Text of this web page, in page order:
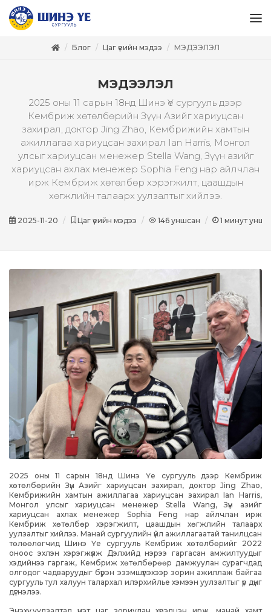
Блог Цаг үеийн мэдээ МЭДЭЭЛЭЛ
МЭДЭЭЛЭЛ
2025 оны 11 сарын 18нд Шинэ Үе сургууль дээр
Кембриж хөтөлбөрийн Зүүн Азийг хариуцсан
захирал, доктор Jing Zhao, Кембрижийн хамтын
ажиллагаа хариуцсан захирал Ian Harris, Монгол
улсыг хариуцсан менежер Stella Wang, Зүүн азийг
хариуцсан ахлах менежер Sophia Feng нар айлчлан
ирж Кембриж хөтөлбөр хэрэгжилт, цаашдын
хөгжлийн талаарх уулзалтыг хийлээ.
2025-11-20 Цаг үеийн мэдээ 146 уншсан 1 минут
2025 оны 11 сарын 18нд Шинэ Үе сургууль дээр Кембриж
хөтөлбөрийн Зүүн Азийг хариуцсан захирал, доктор Jing Zhao,
Кембрижийн хамтын ажиллагаа хариуцсан захирал Ian Harris,
Монгол улсыг хариуцсан менежер Stella Wang, Зүүн азийг
хариуцсан ахлах менежер Sophia Feng нар айлчлан ирж
Кембриж хөтөлбөр хэрэгжилт, цаашдын хөгжлийн талаарх
уулзалтыг хийлээ. Манай сургуулийн үйл ажиллагаатай танилцсан
төлөөлөгчид Шинэ Үе сургууль Кембриж хөтөлбөрийг 2022
оноос эхлэн хэрэгжүүлж Дэлхийд нэрээ гаргасан амжилтуудыг
хэдийнээ гаргаж, Кембриж хөтөлбөрөөр дамжуулан сурагчдад
олгодог чадваруудыг бүрэн эзэмшүүлэхээр зорин ажиллаж байгаа
сургууль тул халуун талархал илэрхийлье хэмээн уулзалтыг үр дүнг
дүгнэлээ.
Энэхүү уулзалтад үнэт цаг зориулан хүрэлцэн ирж, манай хамт